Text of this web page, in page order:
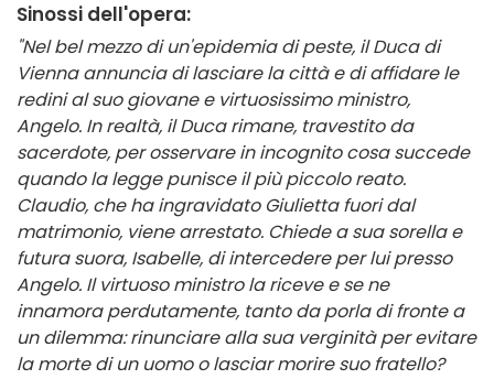
Sinossi dell'opera:
"Nel bel mezzo di un'epidemia di peste, il Duca di
Vienna annuncia di lasciare la città e di affidare le
redini al suo giovane e virtuosissimo ministro,
Angelo. In realtà, il Duca rimane, travestito da
sacerdote, per osservare in incognito cosa succede
quando la legge punisce il più piccolo reato.
Claudio, che ha ingravidato Giulietta fuori dal
matrimonio, viene arrestato. Chiede a sua sorella e
futura suora, Isabelle, di intercedere per lui presso
Angelo. Il virtuoso ministro la riceve e se ne
innamora perdutamente, tanto da porla di fronte a
un dilemma: rinunciare alla sua verginità per evitare
la morte di un uomo o lasciar morire suo fratello?